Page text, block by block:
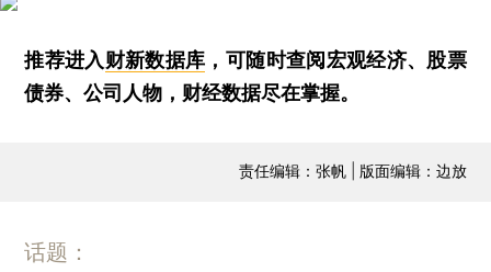
推荐进入财新数据库 ，可随时查阅宏观经济、股票
债券、公司人物，财经数据尽在掌握。
责任编辑：张帆 | 版面编辑：边放
话题：